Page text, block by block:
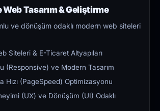
Tasarım & Geliştirme
ve dönüşüm odaklı modern web siteleri
Siteleri & E-Ticaret Altyapıları
(Responsive) ve Modern Tasarım
Hızı (PageSpeed) Optimizasyonu
(UX) ve Dönüşüm (UI) Odaklı